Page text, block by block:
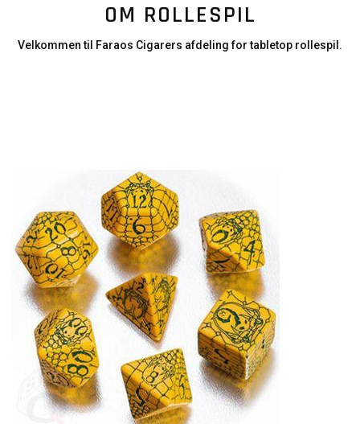
OM ROLLESPIL
Velkommen til Faraos Cigarers afdeling for tabletop rollespil.